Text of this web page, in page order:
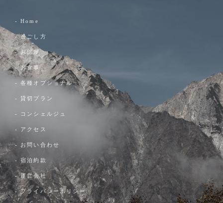
- Home
- 過ごし方
- お部屋
- お食事
- 各種オプショナル
- 貸切プラン
- コンシェルジュ
- アクセス
- お問い合わせ
- 宿泊約款
- 運営会社
- プライバシーポリシー